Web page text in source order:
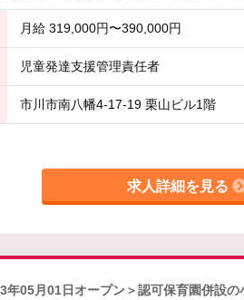
月給 319,000円〜390,000円
児童発達支援管理責任者
市川市南八幡4-17-19 栗山ビル1階
求人詳細を見る
05月01日オープン＞認可保育園併設